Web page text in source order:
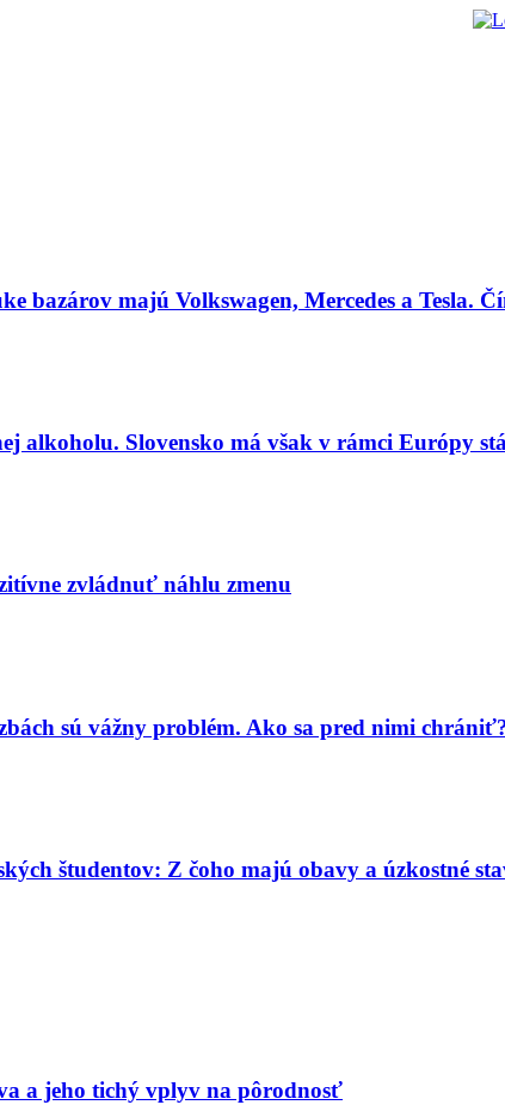
bazárov majú Volkswagen, Mercedes a Tesla.
alkoholu. Slovensko má však v rámci Európy
zvládnuť náhlu zmenu
sú vážny problém. Ako sa pred nimi
študentov: Z čoho majú obavy a úzkostné
a jeho tichý vplyv na pôrodnosť